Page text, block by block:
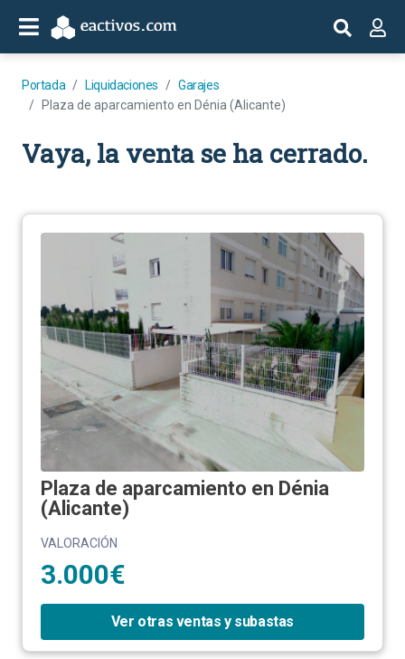
Portada Liquidaciones
Garajes
Plaza de aparcamiento en Dénia (Alicante)
Vaya, la venta se ha cerrado.
Plaza de aparcamiento en Dénia
(Alicante)
VALORACIÓN
3.000€
Ver otras ventas y subastas